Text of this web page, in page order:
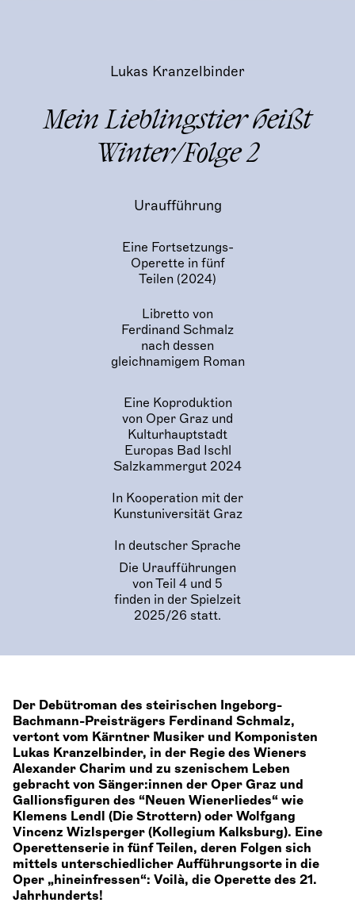
Lukas Kranzelbinder
Mein Lieblingstier heißt
Winter/Folge 2
Uraufführung
Eine Fortsetzungs-
Operette in fünf
Teilen (2024)
Libretto von
Ferdinand Schmalz
nach dessen
gleichnamigem Roman
Eine Koproduktion
von Oper Graz und
Kulturhauptstadt
Europas Bad Ischl
Salzkammergut 2024
In Kooperation mit der
Kunstuniversität Graz
In deutscher Sprache
Die Uraufführungen
von Teil 4 und 5
finden in der Spielzeit
2025/26 statt.
Der Debütroman des steirischen Ingeborg-
Bachmann-Preisträgers Ferdinand Schmalz,
vertont vom Kärntner Musiker und Komponisten
Lukas Kranzelbinder, in der Regie des Wieners
Alexander Charim und zu szenischem Leben
gebracht von Sänger:innen der Oper Graz und
Gallionsfiguren des “Neuen Wienerliedes“ wie
Klemens Lendl (Die Strottern) oder Wolfgang
Vincenz Wizlsperger (Kollegium Kalksburg). Eine
Operettenserie in fünf Teilen, deren Folgen sich
mittels unterschiedlicher Aufführungsorte in die
Oper „hineinfressen“: Voilà, die Operette des 21.
Jahrhunderts!